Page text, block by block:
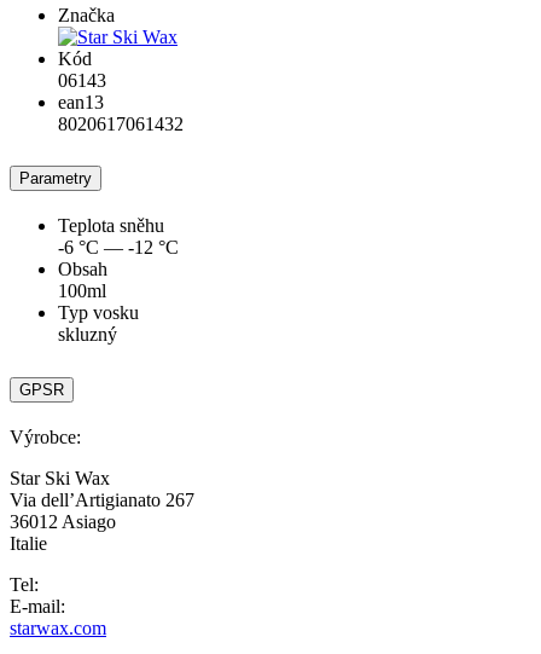
Značka
Kód
06143
ean13
8020617061432
Parametry
Teplota sněhu
-6 °C — -12 °C
Obsah
100ml
Typ vosku
skluzný
GPSR
Výrobce:
Star Ski Wax
Via dell’Artigianato 267
36012 Asiago
Italie
Tel:
E-mail:
starwax.com